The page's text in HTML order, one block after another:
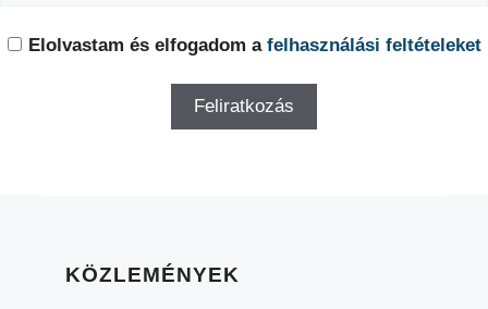
Elolvastam és elfogadom a felhasználási feltételeket
KÖZLEMÉNYEK